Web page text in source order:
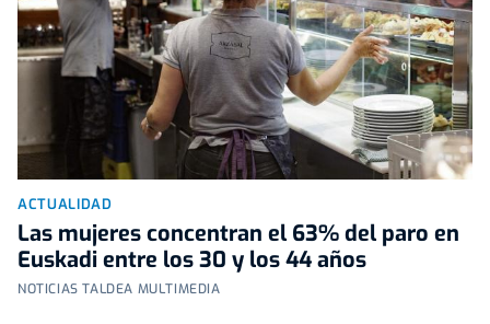
ACTUALIDAD
Las mujeres concentran el 63% del paro en
Euskadi entre los 30 y los 44 años
NOTICIAS TALDEA MULTIMEDIA